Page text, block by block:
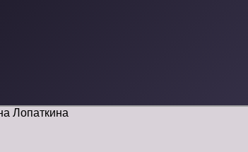
Лопаткина